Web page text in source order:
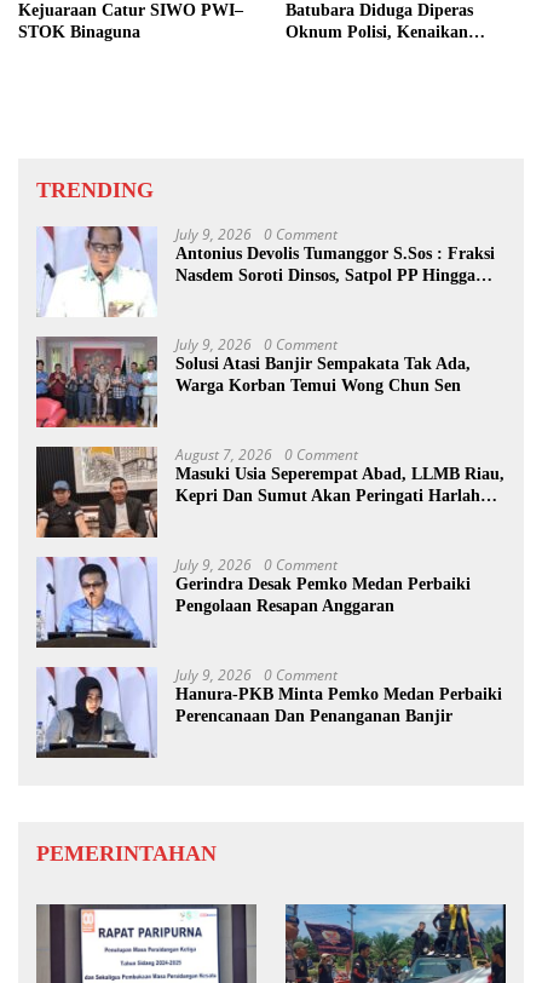
Kejuaraan Catur SIWO PWI–
STOK Binaguna
Batubara Diduga Diperas
Oknum Polisi, Kenaikan
TRENDING
July 9, 2026 0 Comment
Antonius Devolis Tumanggor S.Sos : Fraksi
Nasdem Soroti Dinsos, Satpol PP Hingga
July 9, 2026 0 Comment
Solusi Atasi Banjir Sempakata Tak Ada,
Warga Korban Temui Wong Chun Sen
August 7, 2026 0 Comment
Masuki Usia Seperempat Abad, LLMB Riau,
Kepri Dan Sumut Akan Peringati Harlah
July 9, 2026 0 Comment
Gerindra Desak Pemko Medan Perbaiki
Pengolaan Resapan Anggaran
July 9, 2026 0 Comment
Hanura-PKB Minta Pemko Medan Perbaiki
Perencanaan Dan Penanganan Banjir
PEMERINTAHAN